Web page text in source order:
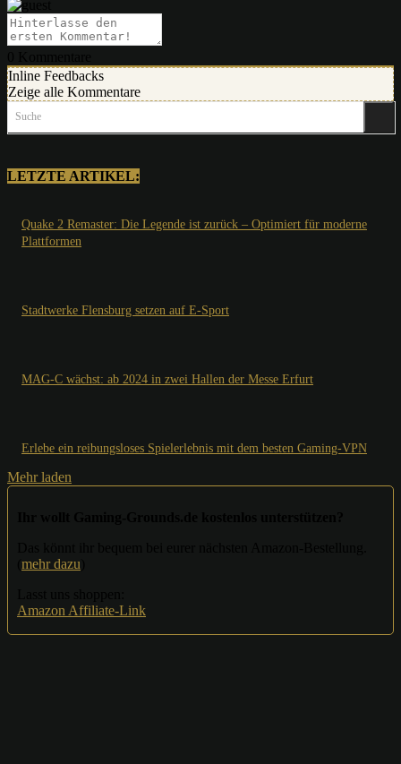
Inline Feedbacks
Zeige alle Kommentare
Suche
LETZTE ARTIKEL:
Quake 2 Remaster: Die Legende ist zurück – Optimiert für moderne
Plattformen
Stadtwerke Flensburg setzen auf E-Sport
MAG-C wächst: ab 2024 in zwei Hallen der Messe Erfurt
Erlebe ein reibungsloses Spielerlebnis mit dem besten Gaming-VPN
Mehr laden
mehr dazu
Amazon Affiliate-Link